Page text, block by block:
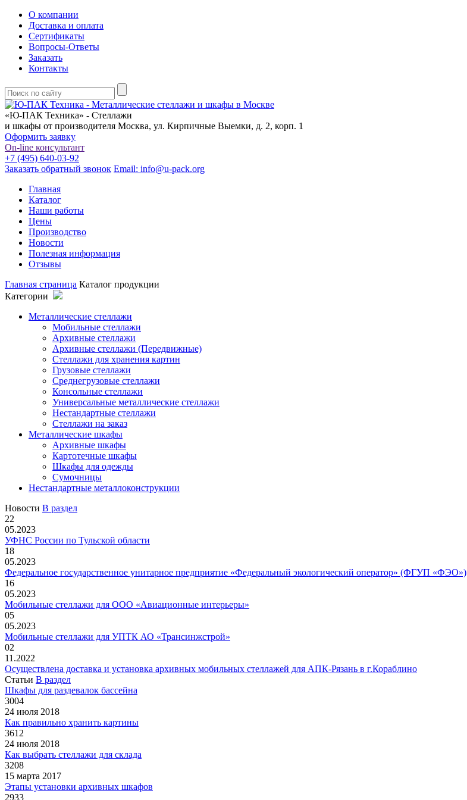
О компании
Доставка и оплата
Сертификаты
Вопросы-Ответы
Заказать
Контакты
«Ю-ПАК Техника» - Стеллажи
и шкафы от производителя Москва, ул. Кирпичные Выемки, д. 2, корп. 1
Оформить заявку
On-line консультант
+7 (495) 640-03-92
Заказать обратный звонок Email: info@u-pack.org
Главная
Каталог
Наши работы
Цены
Производство
Новости
Полезная информация
Отзывы
Главная страница Каталог продукции
Категории
Металлические стеллажи
Мобильные стеллажи
Архивные стеллажи
Архивные стеллажи (Передвижные)
Стеллажи для хранения картин
Грузовые стеллажи
Среднегрузовые стеллажи
Консольные стеллажи
Универсальные металлические стеллажи
Нестандартные стеллажи
Стеллажи на заказ
Металлические шкафы
Архивные шкафы
Картотечные шкафы
Шкафы для одежды
Сумочницы
Нестандартные металлоконструкции
Новости В раздел
22
05.2023
УФНС России по Тульской области
18
05.2023
Федеральное государственное унитарное предприятие «Федеральный экологический оператор» (ФГУП «ФЭО»)
16
05.2023
Мобильные стеллажи для ООО «Авиационные интерьеры»
05
05.2023
Мобильные стеллажи для УПТК АО «Трансинжстрой»
02
11.2022
Осуществлена доставка и установка архивных мобильных стеллажей для АПК-Рязань в г.Кораблино
Статьи В раздел
Шкафы для раздевалок бассейна
3004
24 июля 2018
Как правильно хранить картины
3612
24 июля 2018
Как выбрать стеллажи для склада
3208
15 марта 2017
Этапы установки архивных шкафов
2933